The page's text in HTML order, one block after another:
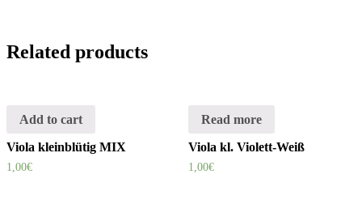
Related products
Add to cart
Viola kleinblütig MIX
1,00€
Read more
Viola kl. Violett-Weiß
1,00€